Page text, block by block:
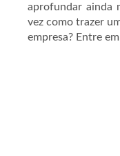
aprofundar ainda
vez como trazer
empresa? Entre em